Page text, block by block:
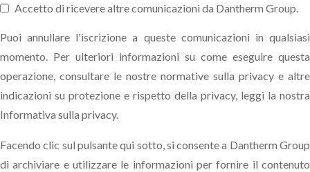
Accetto di ricevere altre comunicazioni da Dantherm Group.
Puoi annullare l'iscrizione a queste comunicazioni in qualsiasi
momento. Per ulteriori informazioni su come eseguire questa
operazione, consultare le nostre normative sulla privacy e altre
indicazioni su protezione e rispetto della privacy, leggi la nostra
Informativa sulla privacy.
Facendo clic sul pulsante qui sotto, si consente a Dantherm Group
di archiviare e utilizzare le informazioni per fornire il contenuto